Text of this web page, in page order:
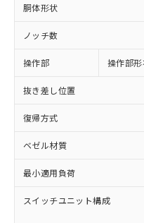
胴体形状
ノッチ数
操作部 操作部
抜き差し位置
復帰方式
ベゼル材質
最小適用負荷
スイッチユニット構成